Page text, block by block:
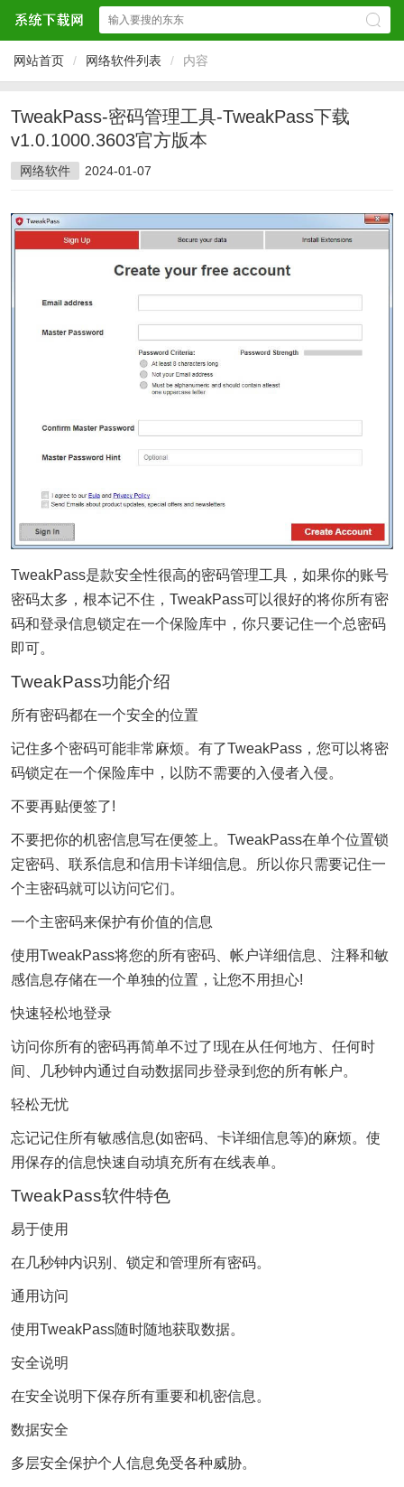
网站首页 / 网络软件列表 / 内容
TweakPass-密码管理工具-TweakPass下载
v1.0.1000.3603官方版本
网络软件 2024-01-07
TweakPass是款安全性很高的密码管理工具，如果你的账号
密码太多，根本记不住，TweakPass可以很好的将你所有密
码和登录信息锁定在一个保险库中，你只要记住一个总密码
即可。
TweakPass功能介绍
所有密码都在一个安全的位置
记住多个密码可能非常麻烦。有了TweakPass，您可以将密
码锁定在一个保险库中，以防不需要的入侵者入侵。
不要再贴便签了!
不要把你的机密信息写在便签上。TweakPass在单个位置锁
定密码、联系信息和信用卡详细信息。所以你只需要记住一
个主密码就可以访问它们。
一个主密码来保护有价值的信息
使用TweakPass将您的所有密码、帐户详细信息、注释和敏
感信息存储在一个单独的位置，让您不用担心!
快速轻松地登录
访问你所有的密码再简单不过了!现在从任何地方、任何时
间、几秒钟内通过自动数据同步登录到您的所有帐户。
轻松无忧
忘记记住所有敏感信息(如密码、卡详细信息等)的麻烦。使
用保存的信息快速自动填充所有在线表单。
TweakPass软件特色
易于使用
在几秒钟内识别、锁定和管理所有密码。
通用访问
使用TweakPass随时随地获取数据。
安全说明
在安全说明下保存所有重要和机密信息。
数据安全
多层安全保护个人信息免受各种威胁。